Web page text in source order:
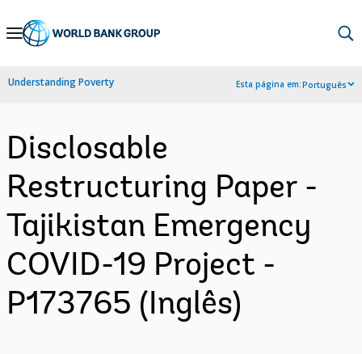
Skip
Navigation
Understanding Poverty Esta página em:Português
Disclosable
Restructuring Paper -
Tajikistan Emergency
COVID-19 Project -
P173765 (Inglês)